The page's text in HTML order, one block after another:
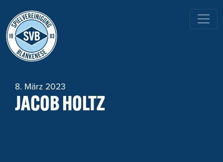
HAUPTNAVIGATION
8. März 2023
JACOB HOLTZ